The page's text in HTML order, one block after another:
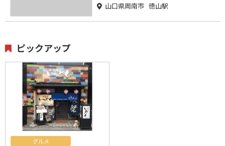
山口県周南市 徳山駅
ピックアップ
グルメ